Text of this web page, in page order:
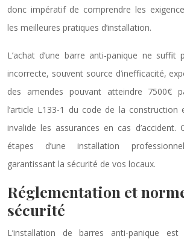
donc impératif de comprendre les
les meilleures pratiques d’installation.
L’achat d’une barre anti-panique ne suffit
incorrecte, souvent source d’inefficacité,
des amendes pouvant atteindre 7500€
l’article L133-1 du code de la construction
invalide les assurances en cas d’accident.
étapes d’une installation
garantissant la sécurité de vos locaux.
Réglementation et
sécurité
L’installation de barres anti-panique